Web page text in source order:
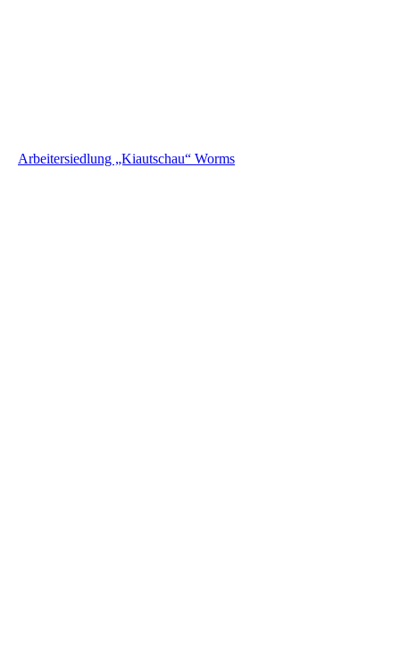
Arbeitersiedlung „Kiautschau“ Worms